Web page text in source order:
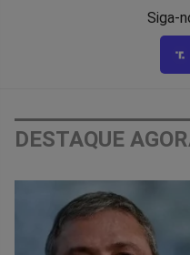
Siga-
DESTAQUE